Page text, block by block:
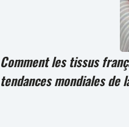
Comment les tissus
tendances mondiales de